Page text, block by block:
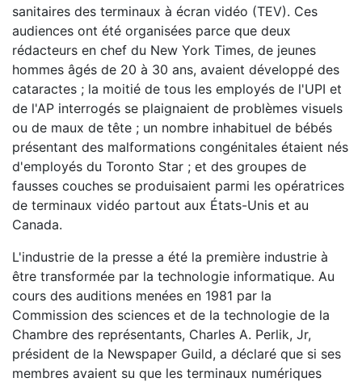
sanitaires des terminaux à écran vidéo (TEV). Ces
audiences ont été organisées parce que deux
rédacteurs en chef du New York Times, de jeunes
hommes âgés de 20 à 30 ans, avaient développé des
cataractes ; la moitié de tous les employés de l'UPI et
de l'AP interrogés se plaignaient de problèmes visuels
ou de maux de tête ; un nombre inhabituel de bébés
présentant des malformations congénitales étaient nés
d'employés du Toronto Star ; et des groupes de
fausses couches se produisaient parmi les opératrices
de terminaux vidéo partout aux États-Unis et au
Canada.
L'industrie de la presse a été la première industrie à
être transformée par la technologie informatique. Au
cours des auditions menées en 1981 par la
Commission des sciences et de la technologie de la
Chambre des représentants, Charles A. Perlik, Jr,
président de la Newspaper Guild, a déclaré que si ses
membres avaient su que les terminaux numériques